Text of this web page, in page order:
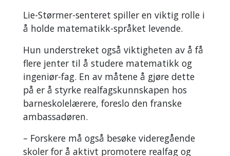
Lie-Størmer-senteret spiller en viktig rolle i
å holde matematikk-språket levende.
Hun understreket også viktigheten av å få
flere jenter til å studere matematikk og
ingeniør-fag. En av måtene å gjøre dette
på er å styrke realfagskunnskapen hos
barneskolelærere, foreslo den franske
ambassadøren.
– Forskere må også besøke videregående
skoler for å aktivt promotere realfag og